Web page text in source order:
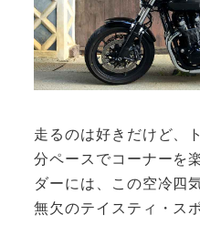
走るのは好きだけど、
分ペースでコーナーを
ダーには、この空冷四
無欠のテイスティ・ス